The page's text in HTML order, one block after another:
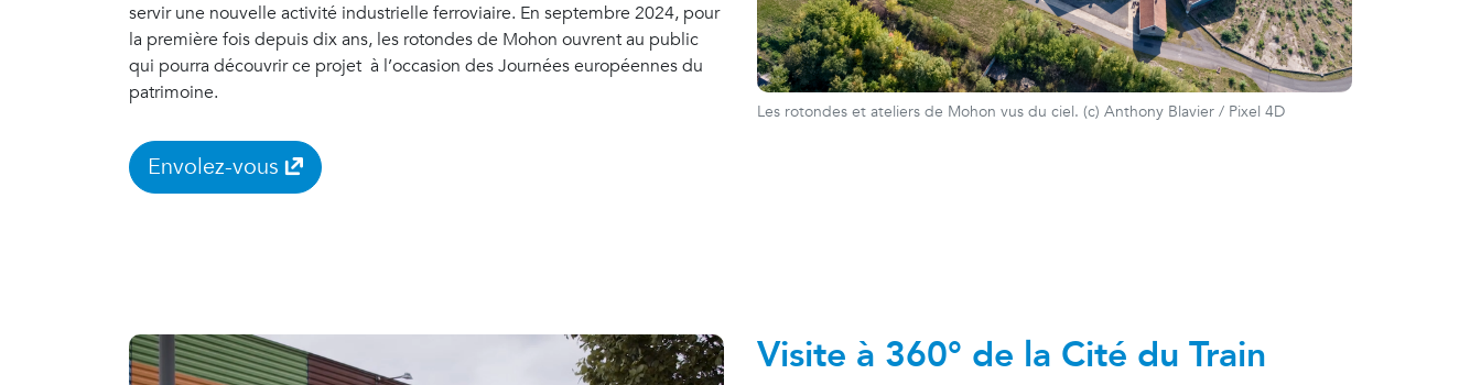
servir une nouvelle activité industrielle ferroviaire. En septembre 2024, pour
la première fois depuis dix ans, les rotondes de Mohon ouvrent au public
qui pourra découvrir ce projet à l’occasion des Journées européennes du
patrimoine.
Envolez-vous
Les rotondes et ateliers de Mohon vus du ciel. (c) Anthony Blavier / Pixel 4D
Visite à 360° de la Cité du Train